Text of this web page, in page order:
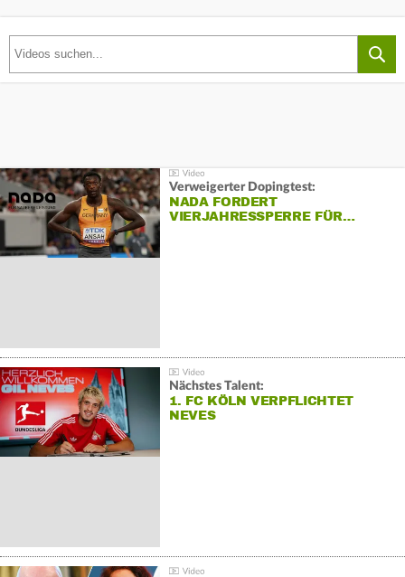
Verweigerter Dopingtest:
NADA FORDERT
VIERJAHRESSPERRE FÜR…
Nächstes Talent:
1. FC KÖLN VERPFLICHTET
NEVES